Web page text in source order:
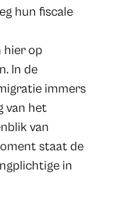
hun fiscale
hier op
In de
immers
van het
van
staat de
in